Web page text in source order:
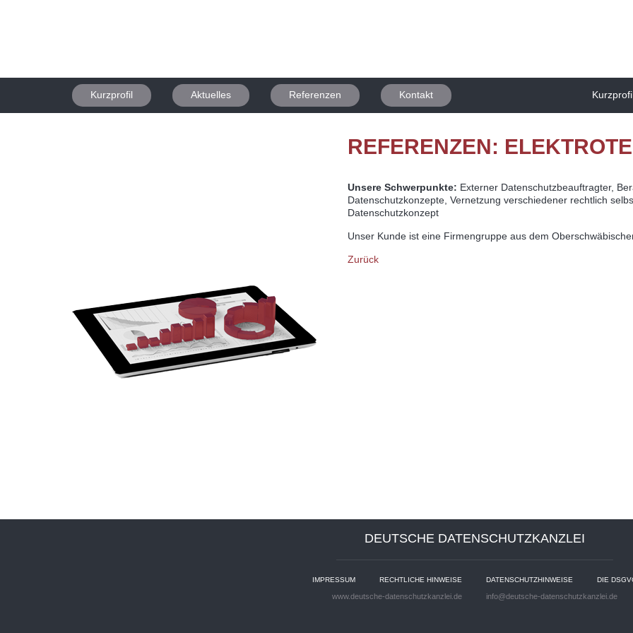
Kurzprofil Aktuelles Referenzen Kontakt
REFERENZEN:
Unsere Schwerpunkte: Externer Datenschutzbeauftragter,
Datenschutzkonzepte, Vernetzung verschiedener rechtlich
Datenschutzkonzept
Unser Kunde ist eine Firmengruppe aus dem
Zurück
DEUTSCHE DATENSCHUTZKANZLEI
IMPRESSUM RECHTLICHE HINWEISE DATENSCHUTZHINWEISE DIE
www.deutsche-datenschutzkanzlei.de info@deutsche-datenschutzkanzlei.de